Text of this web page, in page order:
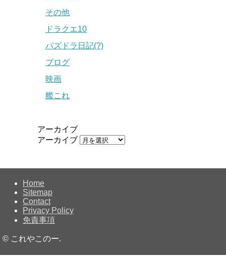
その他
ドラクエ10
パズドラ日記(?)
ブログ
映画
艦これ
アーカイブ
アーカイブ
Home
Sitemap
Contact
Privacy Policy
免責事項
© これやこのー.